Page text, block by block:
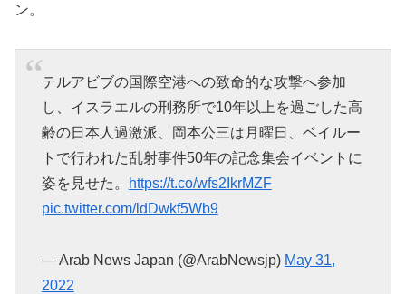
ン。
テルアビブの国際空港への致命的な攻撃へ参加
し、イスラエルの刑務所で10年以上を過ごした高
齢の日本人過激派、岡本公三は月曜日、ベイルー
トで行われた乱射事件50年の記念集会イベントに
姿を見せた。
https://t.co/wfs2IkrMZF
pic.twitter.com/ldDwkf5Wb9
— Arab News Japan (@ArabNewsjp) May 31,
2022